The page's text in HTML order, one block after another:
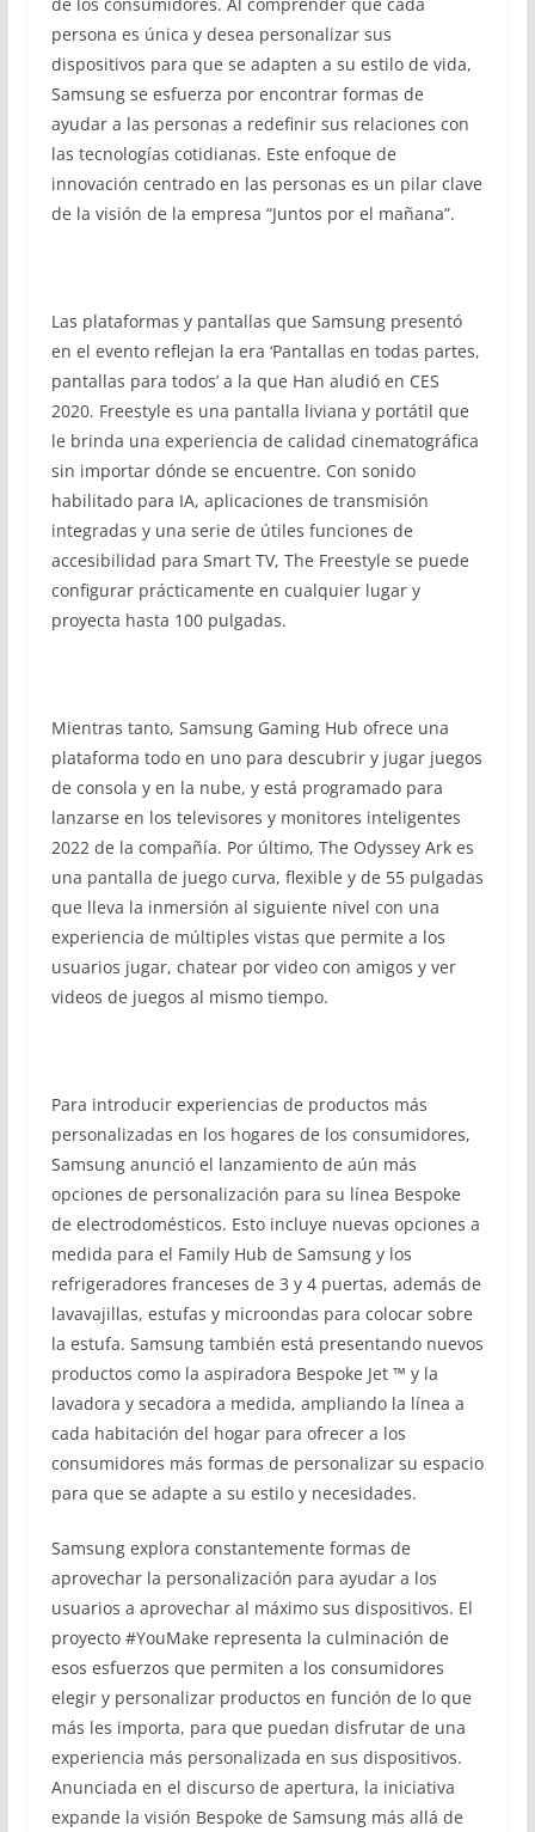
persona es única y desea personalizar sus
dispositivos para que se adapten a su estilo de vida,
Samsung se esfuerza por encontrar formas de
ayudar a las personas a redefinir sus relaciones con
las tecnologías cotidianas. Este enfoque de
innovación centrado en las personas es un pilar clave
de la visión de la empresa “Juntos por el mañana”.
Las plataformas y pantallas que Samsung presentó
en el evento reflejan la era ‘Pantallas en todas partes,
pantallas para todos’ a la que Han aludió en CES
2020. Freestyle es una pantalla liviana y portátil que
le brinda una experiencia de calidad cinematográfica
sin importar dónde se encuentre. Con sonido
habilitado para IA, aplicaciones de transmisión
integradas y una serie de útiles funciones de
accesibilidad para Smart TV, The Freestyle se puede
configurar prácticamente en cualquier lugar y
proyecta hasta 100 pulgadas.
Mientras tanto, Samsung Gaming Hub ofrece una
plataforma todo en uno para descubrir y jugar juegos
de consola y en la nube, y está programado para
lanzarse en los televisores y monitores inteligentes
2022 de la compañía. Por último, The Odyssey Ark es
una pantalla de juego curva, flexible y de 55 pulgadas
que lleva la inmersión al siguiente nivel con una
experiencia de múltiples vistas que permite a los
usuarios jugar, chatear por video con amigos y ver
videos de juegos al mismo tiempo.
Para introducir experiencias de productos más
personalizadas en los hogares de los consumidores,
Samsung anunció el lanzamiento de aún más
opciones de personalización para su línea Bespoke
de electrodomésticos. Esto incluye nuevas opciones a
medida para el Family Hub de Samsung y los
refrigeradores franceses de 3 y 4 puertas, además de
lavavajillas, estufas y microondas para colocar sobre
la estufa. Samsung también está presentando nuevos
productos como la aspiradora Bespoke Jet ™ y la
lavadora y secadora a medida, ampliando la línea a
cada habitación del hogar para ofrecer a los
consumidores más formas de personalizar su espacio
para que se adapte a su estilo y necesidades.
Samsung explora constantemente formas de
aprovechar la personalización para ayudar a los
usuarios a aprovechar al máximo sus dispositivos. El
proyecto #YouMake representa la culminación de
esos esfuerzos que permiten a los consumidores
elegir y personalizar productos en función de lo que
más les importa, para que puedan disfrutar de una
experiencia más personalizada en sus dispositivos.
Anunciada en el discurso de apertura, la iniciativa
expande la visión Bespoke de Samsung más allá de